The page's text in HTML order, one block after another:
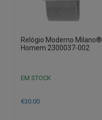
Relógio Moderno Milano®
Homem 2300037-002
EM STOCK
€30.00